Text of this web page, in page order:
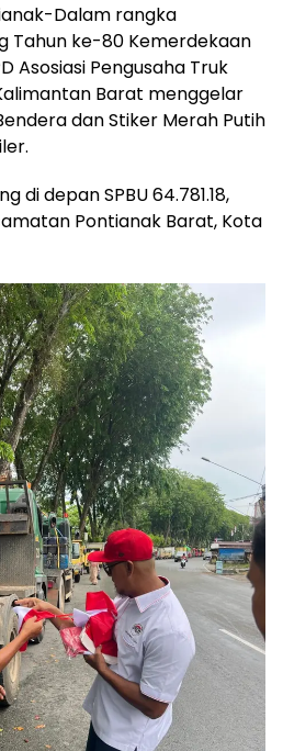
Dalam rangka
Tahun ke-80 Kemerdekaan
Asosiasi Pengusaha Truk
Barat menggelar
dan Stiker Merah Putih
di depan SPBU 64.781.18,
Pontianak Barat, Kota